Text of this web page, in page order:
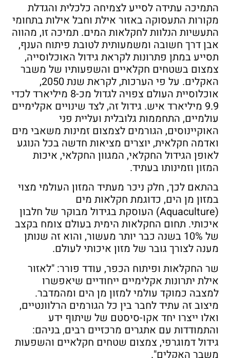
התמיכה עתידה לסייע לצמיחה כלכלית והגדלת
מקורות התעסוקה באזור אילת וחבל אילות בתחומי
התעשיות הנלוות לחקלאות המים. תמיכה זו, מהווה
אבן דרך חשובה ומשמעותית לטובת פיתוח הענף,
תסייע במתן פתרונות לקראת גידול האוכלוסייה,
צמצום בשטחים חקלאיים והשפעותיו של משבר
האקלים. על פי הערכות, לקראת שנת 2050,
אוכלוסיית העולם צפויה לגדול מכ-8 מיליארד לכדי
9.9 מיליארד איש. גידול זה, לצד שינויים אקלימיים
עולמיים, התחממות גלובלית ועליית פני
האוקיינוסים, הגורמים לצמצום זמינות משאבי מים
ואדמה חקלאית, יוצרים מציאות חדשה בכל הנוגע
לאופן הגידול החקלאי, המגוון החקלאי, איכות
המזון וזמינותו בעתיד.
בהתאם לכך, חלק ניכר מעתיד המזון העולמי מצוי
במזון מן הים, כדוגמת חקלאות מים
(Aquaculture) העוסקת בגידול מבוקר של חלבון
איכותי. תחום החקלאות הימית בעולם צומח בקצב
של 10% בשנה כבר יותר מעשור, והוא זה שנותן
מענה לצורך גובר של מזון איכותי לעולם.
שר החקלאות ופיתוח הכפר, עודד פורר: "לאזור
אילת יתרונות אקלימיים ייחודיים שיאפשרו
למצבה כמוקד עולמי למזון מן הים ומהמדבר.
מיצוב זה עתיד לחבר בין כל הגורמים הרלוונטיים,
ואלו ייצרו יחד אקו-סיסטם של שיתוף ידע
והתמודדות עם אתגרים מרכזיים רבים, בניהם:
גידול דמוגרפי, צמצום שטחים חקלאיים והשפעות
משבר האקלים".